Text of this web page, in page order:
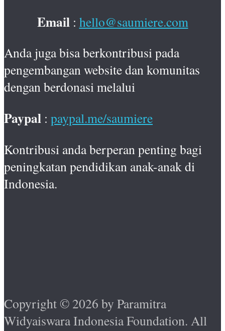
Email: hello@saumiere.com
Anda juga bisa berkontribusi pada
pengembangan website dan komunitas
dengan berdonasi melalui
Paypal : paypal.me/saumiere
Kontribusi anda berperan penting bagi
peningkatan pendidikan anak-anak di
Indonesia.
Copyright © 2026 by Paramitra
Widyaiswara Indonesia Foundation. All